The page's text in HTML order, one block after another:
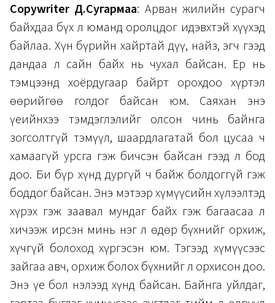
Copywriter Д.Сугармаа: Арван жилийн сурагч
байхдаа бүх л юманд оролцдог идэвхтэй хүүхэд
байлаа. Хүн бүрийн хайртай дүү, найз, эгч гээд
дандаа л сайн байх нь чухал байсан. Ер нь
тэмцээнд хоёрдугаар байрт орохдоо хүртэл
өөрийгөө голдог байсан юм. Саяхан энэ
үеийнхээ тэмдэглэлийг олсон чинь байнга
зогсолтгүй тэмүүл, шаардлагатай бол цусаа ч
хамаагүй урсга гэж бичсэн байсан гээд л бод
доо. Би бүр хүнд дургүй ч байж болдоггүй гэж
боддог байсан. Энэ мэтээр хүмүүсийн хүлээлтэд
хүрэх гэж заавал мундаг байх гэж багаасаа л
хичээж ирсэн минь нэг л өдөр бүхнийг орхиж,
хүчгүй болоход хүргэсэн юм. Тэгээд хүмүүсээс
зайгаа авч, орхиж болох бүхнийг л орхисон доо.
Энэ үе бол нэлээд хүнд байсан. Байнга уйлдаг,